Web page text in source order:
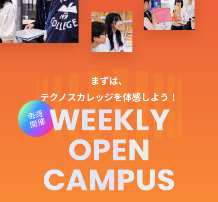
まずは、
テクノスカレッジを体感しよう！
毎週
開催WEEKLY
OPEN
CAMPUS